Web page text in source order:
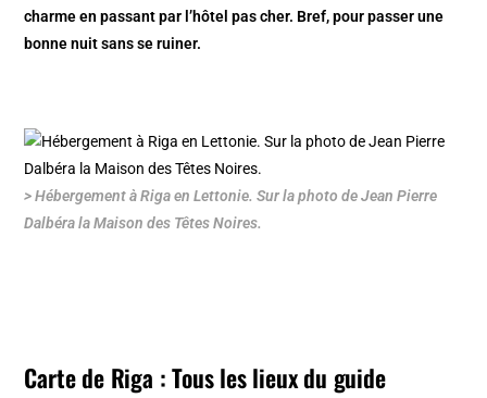
charme en passant par l’hôtel pas cher. Bref, pour passer une
bonne nuit sans se ruiner.
> Hébergement à Riga en Lettonie. Sur la photo de Jean Pierre
Dalbéra la Maison des Têtes Noires.
Carte de Riga : Tous les lieux du guide